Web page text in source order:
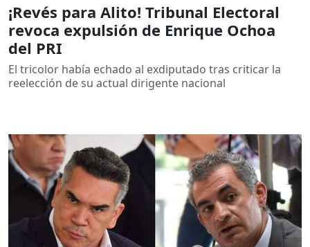
¡Revés para Alito! Tribunal Electoral
revoca expulsión de Enrique Ochoa
del PRI
El tricolor había echado al exdiputado tras criticar la
reelección de su actual dirigente nacional